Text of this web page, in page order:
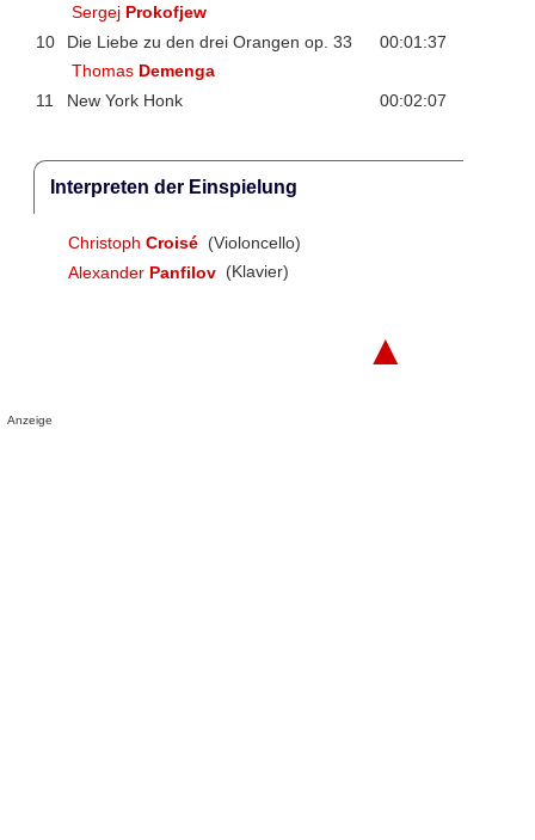
Sergej Prokofjew
10
Die Liebe zu den drei Orangen op. 33
00:01:37
Thomas Demenga
11
New York Honk 00:02:07
Interpreten der Einspielung
Christoph Croisé (Violoncello)
Alexander Panfilov (Klavier)
▲
Anzeige